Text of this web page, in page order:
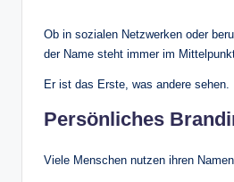
Ob in sozialen Netzwerken oder
der Name steht immer im
Er ist das Erste, was andere sehen.
Persönliches
Viele Menschen nutzen ihren